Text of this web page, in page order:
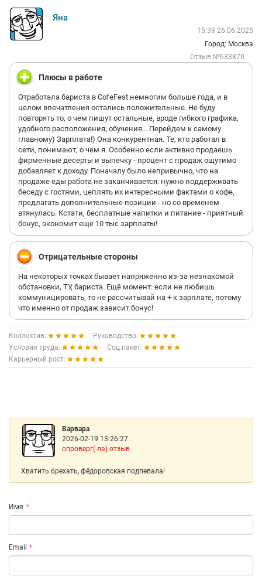
Яна
15:39 26.06.2025
Город: Москва
Отзыв №633870
Плюсы в работе
Отработала бариста в CofeFest немногим больше года, и в
целом впечатления остались положительные. Не буду
повторять то, о чем пишут остальные, вроде гибкого графика,
удобного расположения, обучения... Перейдем к самому
главному) Зарплата!) Она конкурентная. Те, кто работал в
сети, понимают, о чем я. Особенно если активно продаешь
фирменные десерты и выпечку - процент с продаж ощутимо
добавляет к доходу. Поначалу было непривычно, что на
продаже еды работа не заканчивается: нужно поддерживать
беседу с гостями, цеплять их интересными фактами о кофе,
предлагать дополнительные позиции - но со временем
втянулась. Кстати, бесплатные напитки и питание - приятный
бонус, экономит еще 10 тыс зарплаты!
Отрицательные стороны
На некоторых точках бывает напряженно из-за незнакомой
обстановки, ТУ, бариста. Ещё момент: если не любишь
коммуницировать, то не рассчитывай на + к зарплате, потому
что именно от продаж зависит бонус!
Коллектив:
Руководство:
Условия труда:
Соц.пакет:
Карьерный рост:
Варвара
2026-02-19 13:26:27
опроверг(-ла) отзыв
Хватить брехать, фёдоровская подпевала!
Имя
Email